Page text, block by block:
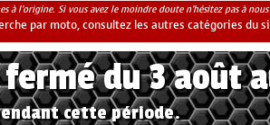
à l'origine. Si vous avez le moindre doute n'hésitez pas à
par moto, consultez les autres catégories du
du 3 août
cette période.